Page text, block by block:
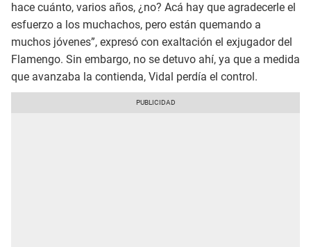
hace cuánto, varios años, ¿no? Acá hay que agradecerle el
esfuerzo a los muchachos, pero están quemando a
muchos jóvenes”, expresó con exaltación el exjugador del
Flamengo. Sin embargo, no se detuvo ahí, ya que a medida
que avanzaba la contienda, Vidal perdía el control.